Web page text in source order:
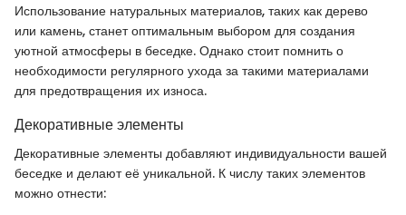
Использование натуральных материалов, таких как дерево
или камень, станет оптимальным выбором для создания
уютной атмосферы в беседке. Однако стоит помнить о
необходимости регулярного ухода за такими материалами
для предотвращения их износа.
Декоративные элементы
Декоративные элементы добавляют индивидуальности вашей
беседке и делают её уникальной. К числу таких элементов
можно отнести: